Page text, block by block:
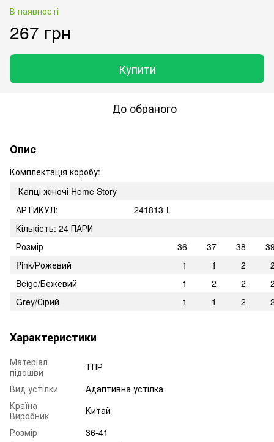
В наявності
267 грн
Купити
До обраного
Опис
Комплектація коробу:
Капці жіночі Home Story
АРТИКУЛ:
241813-L
Кількість: 24 ПАРИ
Розмір
36 37 38
Pink/Рожевий
1 1 2
Beige/Бежевий
1 2 2
Grey/Сірий
1 1 2
Характеристики
Матеріал
підошви
ТПР
Вид устілки
Адаптивна устілка
Країна
Виробник
Китай
Розмір
36-41